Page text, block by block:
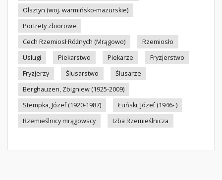
Olsztyn (woj. warmińsko-mazurskie)
Portrety zbiorowe
Cech Rzemiosł Różnych (Mrągowo)
Rzemiosło
Usługi
Piekarstwo Piekarze
Fryzjerstwo
Fryzjerzy
Ślusarstwo
Ślusarze
Berghauzen, Zbigniew (1925-2009)
Stempka, Józef (1920-1987)
Łuński, Józef (1946- )
Rzemieślnicy mrągowscy
Izba Rzemieślnicza